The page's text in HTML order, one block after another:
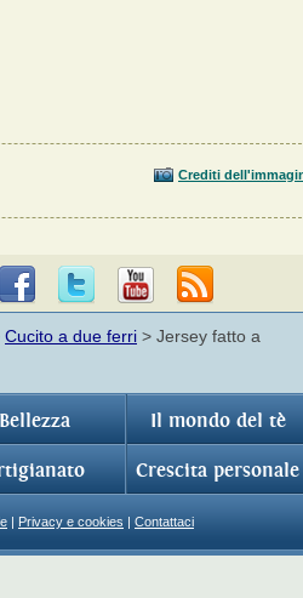
Crediti
Cucito a due ferri > Jersey fatto a
Bellezza Il mondo del tè
Crescita personale
| Privacy e cookies | Contattaci